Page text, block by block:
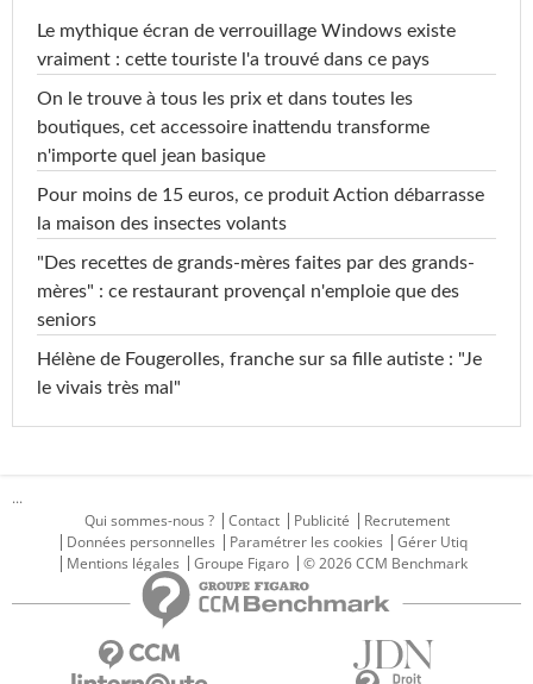
Le mythique écran de verrouillage Windows existe
vraiment : cette touriste l'a trouvé dans ce pays
On le trouve à tous les prix et dans toutes les
boutiques, cet accessoire inattendu transforme
n'importe quel jean basique
Pour moins de 15 euros, ce produit Action débarrasse
la maison des insectes volants
"Des recettes de grands-mères faites par des grands-
mères" : ce restaurant provençal n'emploie que des
seniors
Hélène de Fougerolles, franche sur sa fille autiste : "Je
le vivais très mal"
...
Qui sommes-nous ?
Contact Publicité
Recrutement
Données personnelles
Paramétrer les cookies
Gérer Utiq
Mentions légales
Groupe Figaro © 2026 CCM Benchmark